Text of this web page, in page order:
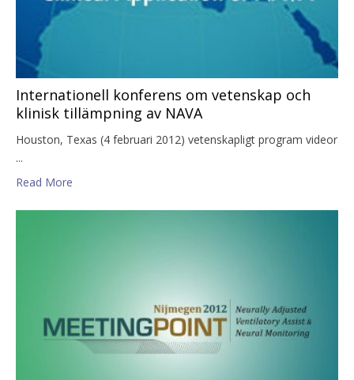
Internationell konferens om vetenskap och
klinisk tillämpning av NAVA
Houston, Texas (4 februari 2012) vetenskapligt program videor
...
Read More